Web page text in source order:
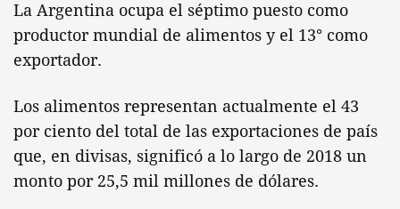
La Argentina ocupa el séptimo puesto como
productor mundial de alimentos y el 13° como
exportador.
Los alimentos representan actualmente el 43
por ciento del total de las exportaciones de país
que, en divisas, significó a lo largo de 2018 un
monto por 25,5 mil millones de dólares.